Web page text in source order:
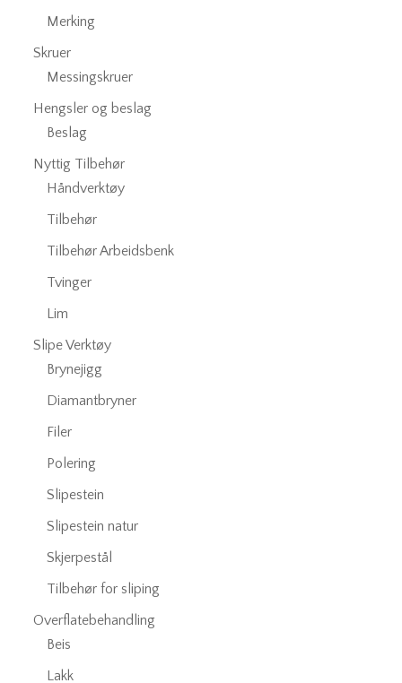
Merking
Skruer
Messingskruer
Hengsler og beslag
Beslag
Nyttig Tilbehør
Håndverktøy
Tilbehør
Tilbehør Arbeidsbenk
Tvinger
Lim
Slipe Verktøy
Brynejigg
Diamantbryner
Filer
Polering
Slipestein
Slipestein natur
Skjerpestål
Tilbehør for sliping
Overflatebehandling
Beis
Lakk